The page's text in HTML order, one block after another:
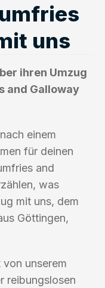
uns
ihren Umzug
and Galloway
einem
für deinen
and
was
mit uns, dem
Göttingen,
unserem
reibungslosen